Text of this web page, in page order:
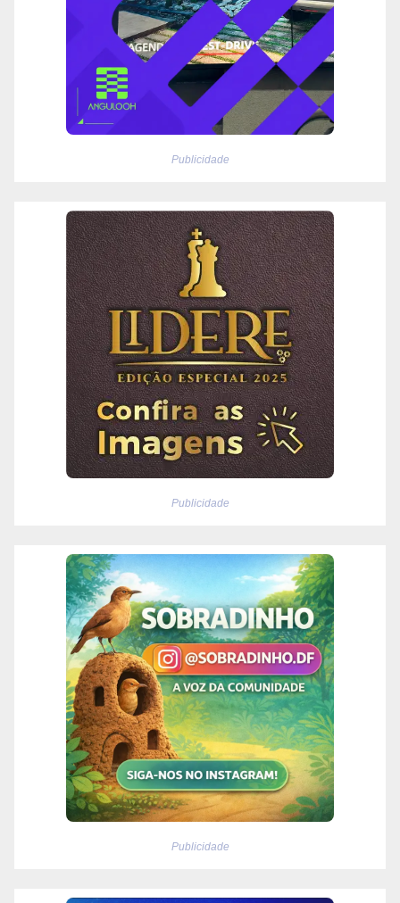
Publicidade
Publicidade
Publicidade